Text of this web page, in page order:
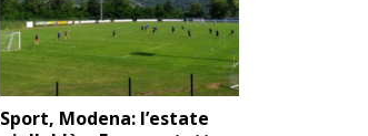
Sport, Modena: l’estate